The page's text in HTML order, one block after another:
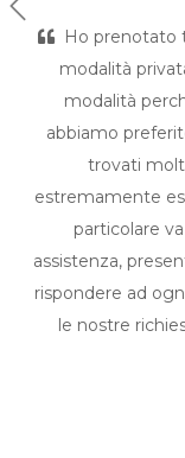
Ho prenotato
modalità
modalità
abbiamo
trovati
estremamente
particolare
assistenza,
rispondere ad
le nostre
Previous